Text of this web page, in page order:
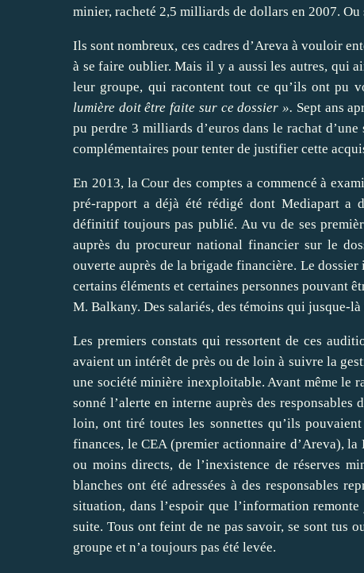
minier, racheté 2,5 milliards de dollars en 2007. Ou
Ils sont nombreux, ces cadres d’Areva à vouloir
à se faire oublier. Mais il y a aussi les autres, qui
leur groupe, qui racontent tout ce qu’ils ont pu
lumière doit être faite sur ce dossier ». Sept ans
pu perdre 3 milliards d’euros dans le rachat
complémentaires pour tenter de justifier cette
En 2013, la Cour des comptes a commencé à
pré-rapport a déjà été rédigé dont Mediapart a
définitif toujours pas publié. Au vu de ses
auprès du procureur national financier sur le
ouverte auprès de la brigade financière. Le
certains éléments et certaines personnes pouvant
M. Balkany. Des salariés, des témoins qui jusque-
Les premiers constats qui ressortent de ces
avaient un intérêt de près ou de loin à suivre la
une société minière inexploitable. Avant même le
sonné l’alerte en interne auprès des
loin, ont tiré toutes les sonnettes qu’ils
finances, le CEA (premier actionnaire d’Areva),
ou moins directs, de l’inexistence de réserves
blanches ont été adressées à des responsables
situation, dans l’espoir que l’information
suite. Tous ont feint de ne pas savoir, se sont tus
groupe et n’a toujours pas été levée.